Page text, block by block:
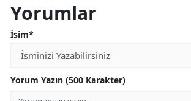
Yorumlar
İsim*
Yorum Yazın (500 Karakter)